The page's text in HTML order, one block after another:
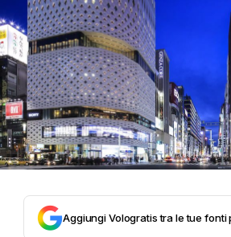
Aggiungi Vologratis tra le tue fonti